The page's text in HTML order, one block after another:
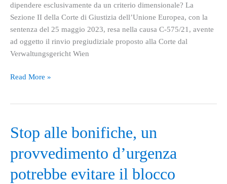
dipendere esclusivamente da un criterio dimensionale? La
Sezione II della Corte di Giustizia dell’Unione Europea, con la
sentenza del 25 maggio 2023, resa nella causa C‑575/21, avente
ad oggetto il rinvio pregiudiziale proposto alla Corte dal
Verwaltungsgericht Wien
da
un
criterio
dimensionale?
Read More »
Stop alle bonifiche, un
provvedimento d’urgenza
potrebbe evitare il blocco
Stop
alle
bonifiche,
un
provvedimento